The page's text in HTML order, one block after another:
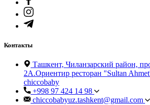
Контакты
Ташкент, Чиланзарский район,
2А.Ориентир ресторан "Sultan
chiccobaby
+998 97 424 14 98
chiccobabyuz.tashkent@gmail.com